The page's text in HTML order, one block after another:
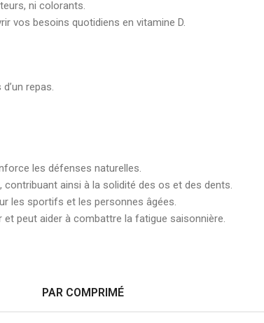
ni colorants.
vos besoins quotidiens en vitamine D.
repas.
les défenses naturelles.
contribuant ainsi à la solidité des os et des dents.
les sportifs et les personnes âgées.
et peut aider à combattre la fatigue saisonnière.
PAR COMPRIMÉ